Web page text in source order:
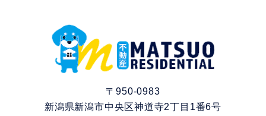
〒950-0983
新潟県新潟市中央区神道寺2丁目1番6号